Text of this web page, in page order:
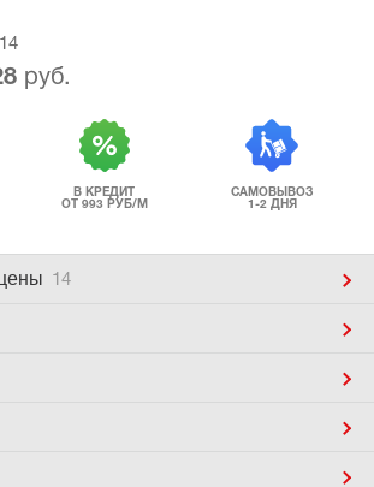
руб.
В КРЕДИТ
ОТ 993 РУБ/М
САМОВЫВОЗ
1-2 ДНЯ
14